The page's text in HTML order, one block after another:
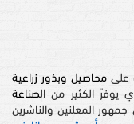
محاصيل وبذور زراعية
يوفرّ الكثير من الصناعة
المعلنين والناشرين